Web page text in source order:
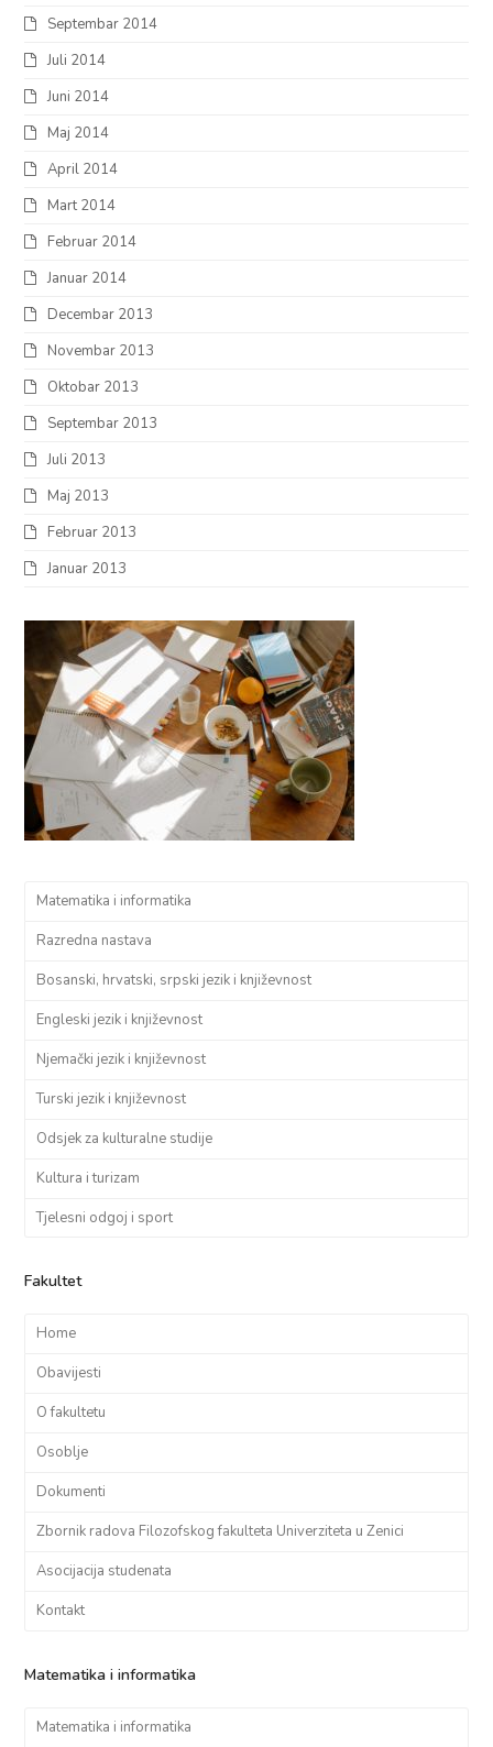
Septembar 2014
Juli 2014
Juni 2014
Maj 2014
April 2014
Mart 2014
Februar 2014
Januar 2014
Decembar 2013
Novembar 2013
Oktobar 2013
Septembar 2013
Juli 2013
Maj 2013
Februar 2013
Januar 2013
Matematika i informatika
Razredna nastava
Bosanski, hrvatski, srpski jezik i književnost
Engleski jezik i književnost
Njemački jezik i književnost
Turski jezik i književnost
Odsjek za kulturalne studije
Kultura i turizam
Tjelesni odgoj i sport
Fakultet
Home
Obavijesti
O fakultetu
Osoblje
Dokumenti
Zbornik radova Filozofskog fakulteta Univerziteta u Zenici
Asocijacija studenata
Kontakt
Matematika i informatika
Matematika i informatika